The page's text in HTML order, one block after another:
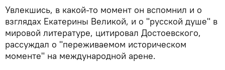
Увлекшись, в какой-то момент он вспомнил и о
взглядах Екатерины Великой, и о "русской душе" в
мировой литературе, цитировал Достоевского,
рассуждал о "переживаемом историческом
моменте" на международной арене.